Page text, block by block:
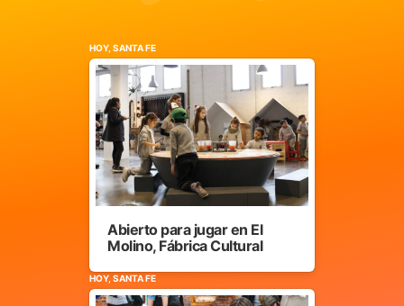
HOY, SANTA FE
Abierto para jugar en El
Molino, Fábrica Cultural
HOY, SANTA FE